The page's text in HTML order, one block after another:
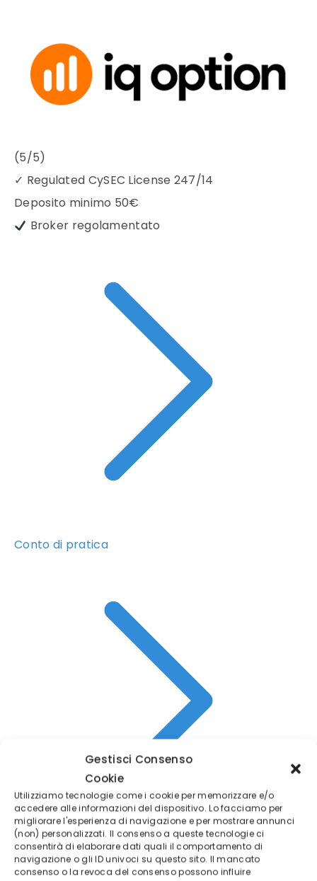
Gestisci Consenso
Cookie
Utilizziamo tecnologie come i cookie per memorizzare e/o
accedere alle informazioni del dispositivo. Lo facciamo per
migliorare l'esperienza di navigazione e per mostrare annunci
(non) personalizzati. Il consenso a queste tecnologie ci
consentirà di elaborare dati quali il comportamento di
navigazione o gli ID univoci su questo sito. Il mancato
consenso o la revoca del consenso possono influire
(5/5)
✓ Regulated CySEC License 247/14
Deposito minimo 50€
Broker regolamentato
Conto di pratica
Recensioni